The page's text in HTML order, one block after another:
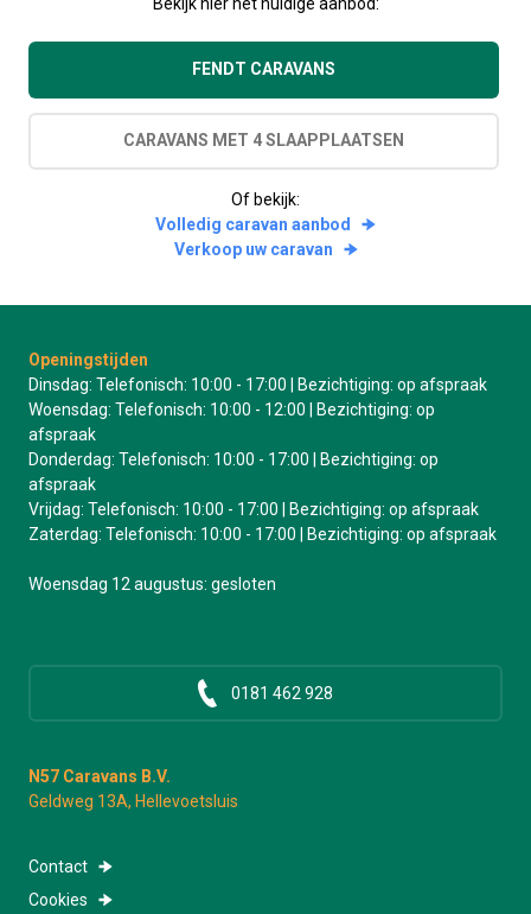
FENDT CARAVANS
CARAVANS MET 4 SLAAPPLAATSEN
Of bekijk:
Volledig caravan aanbod
Verkoop uw caravan
Openingstijden
Dinsdag: Telefonisch: 10:00 - 17:00 | Bezichtiging: op afspraak
Woensdag: Telefonisch: 10:00 - 12:00 | Bezichtiging: op
afspraak
Donderdag: Telefonisch: 10:00 - 17:00 | Bezichtiging: op
afspraak
Vrijdag: Telefonisch: 10:00 - 17:00 | Bezichtiging: op afspraak
Zaterdag: Telefonisch: 10:00 - 17:00 | Bezichtiging: op afspraak
Woensdag 12 augustus: gesloten
0181 462 928
N57 Caravans B.V.
Geldweg 13A, Hellevoetsluis
Contact
Cookies